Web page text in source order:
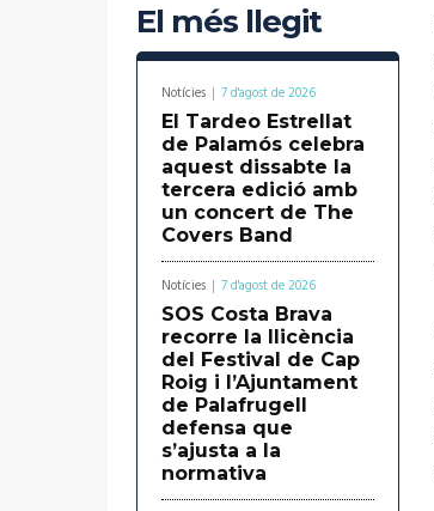
El més llegit
Notícies 7 d'agost de 2026
El Tardeo Estrellat
de Palamós celebra
aquest dissabte la
tercera edició amb
un concert de The
Covers Band
Notícies 7 d'agost de 2026
SOS Costa Brava
recorre la llicència
del Festival de Cap
Roig i l’Ajuntament
de Palafrugell
defensa que
s’ajusta a la
normativa